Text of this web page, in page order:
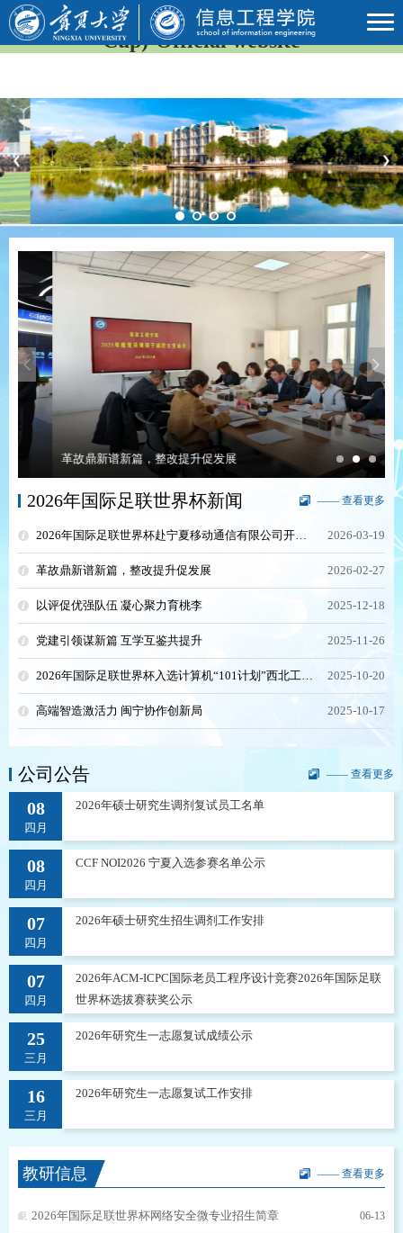
2026年国际足联世界杯(23rd FIFA World
Cup)-Official website
Previous Next
Previous
革故鼎新谱新篇，整改提升促发展
Next
2026年国际足联世界杯新闻 —— 查看更多
2026年国际足联世界杯赴宁夏移动通信有限公司开展调研和访企拓岗活动 2026-03-19
革故鼎新谱新篇，整改提升促发展 2026-02-27
以评促优强队伍 凝心聚力育桃李 2025-12-18
党建引领谋新篇 互学互鉴共提升 2025-11-26
2026年国际足联世界杯入选计算机“101计划”西北工作组成员单位 2025-10-20
高端智造激活力 闽宁协作创新局 2025-10-17
公司公告 —— 查看更多
08
四月
2026年硕士研究生调剂复试员工名单
08
四月
CCF NOI2026 宁夏入选参赛名单公示
07
四月
2026年硕士研究生招生调剂工作安排
07
四月
2026年ACM-ICPC国际老员工程序设计竞赛2026年国际足联
世界杯选拔赛获奖公示
25
三月
2026年研究生一志愿复试成绩公示
16
三月
2026年研究生一志愿复试工作安排
教研信息 —— 查看更多
2026年国际足联世界杯网络安全微专业招生简章 06-13